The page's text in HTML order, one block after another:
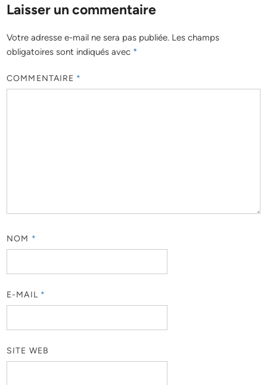
Laisser un commentaire
Votre adresse e-mail ne sera pas publiée. Les champs
obligatoires sont indiqués avec *
COMMENTAIRE *
NOM *
E-MAIL *
SITE WEB